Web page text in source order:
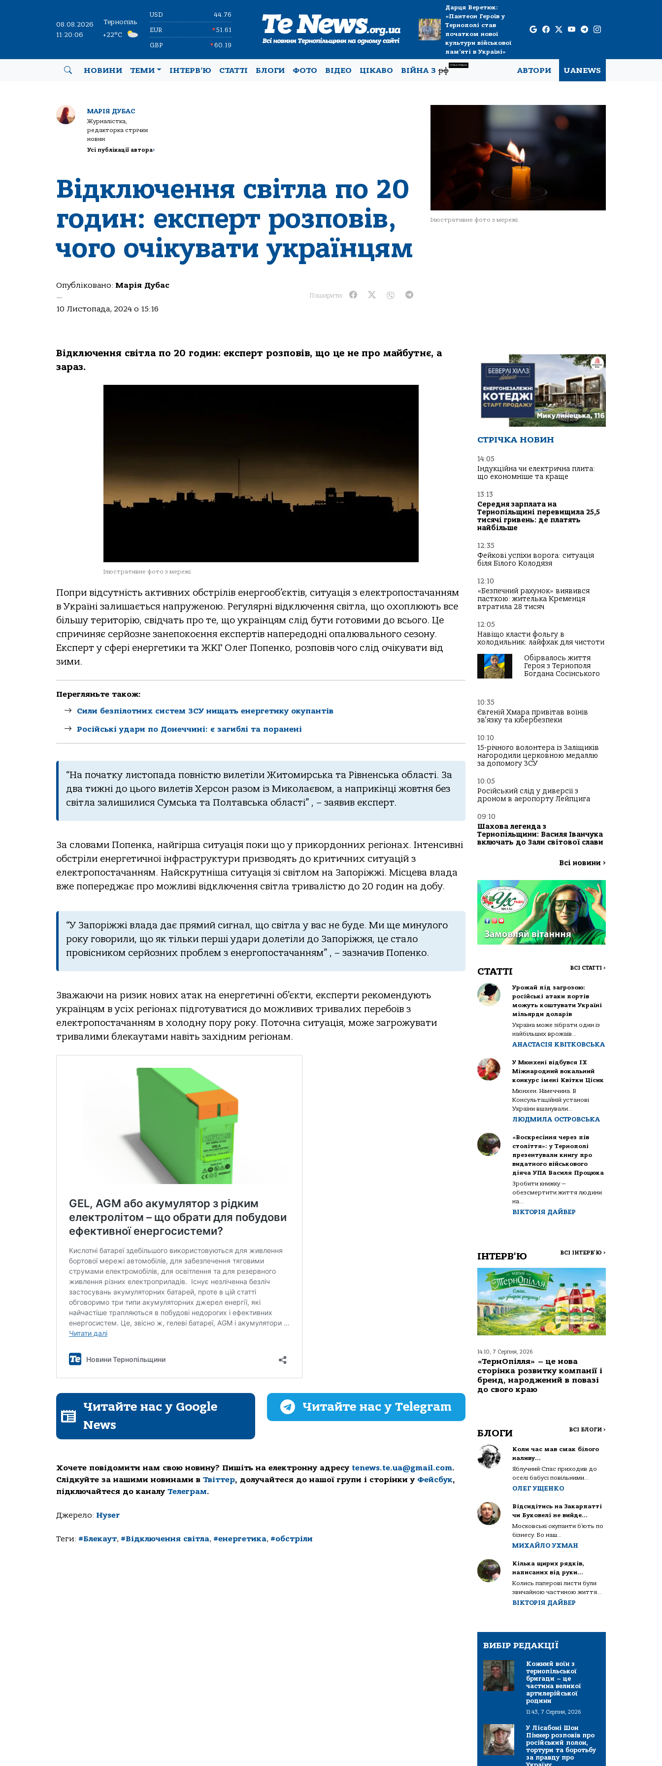
08.08.2026
11:20:07
Тернопіль
+22°C
USD 44.76
EUR ▼51.61
GBP ▼60.19
Дарця Веретюк:
«Пантеон Героїв у
Тернополі став
початком нової
культури військової
пам’яті в Україні»
НОВИНИ ТЕМИ ІНТЕРВ’Ю СТАТТІ БЛОГИ ФОТО ВІДЕО ЦІКАВО ВІЙНА Зрф
СПЕЦТЕМА
АВТОРИ UANEWS
МАРІЯ ДУБАС
Журналістка,
редакторка стрічки
новин
Усі публікації автора>
Відключення світла по 20
годин: експерт розповів,
чого очікувати українцям
Опубліковано: Марія Дубас
—
10 Листопада, 2024 о 15:16
Поширити:
Ілюстративне фото з мережі.
Відключення світла по 20 годин: експерт розповів, що це не про майбутнє, а
зараз.
Ілюстративне фото з мережі.
Попри відсутність активних обстрілів енергооб’єктів, ситуація з електропостачанням
в Україні залишається напруженою. Регулярні відключення світла, що охоплюють все
більшу територію, свідчать про те, що українцям слід бути готовими до всього. Це
спричиняє серйозне занепокоєння експертів напередодні опалювального сезону.
Експерт у сфері енергетики та ЖКГ Олег Попенко, розповів чого слід очікувати від
зими.
Перегляньте також:
Сили безпілотних систем ЗСУ нищать енергетику окупантів
Російські удари по Донеччині: є загиблі та поранені
“На початку листопада повністю вилетіли Житомирська та Рівненська області. За
два тижні до цього вилетів Херсон разом із Миколаєвом, а наприкінці жовтня без
світла залишилися Сумська та Полтавська області” , – заявив експерт.
За словами Попенка, найгірша ситуація поки що у прикордонних регіонах. Інтенсивні
обстріли енергетичної інфраструктури призводять до критичних ситуацій з
електропостачанням. Найскрутніша ситуація зі світлом на Запоріжжі. Місцева влада
вже попереджає про можливі відключення світла тривалістю до 20 годин на добу.
“У Запоріжжі влада дає прямий сигнал, що світла у вас не буде. Ми ще минулого
року говорили, що як тільки перші удари долетіли до Запоріжжя, це стало
провісником серйозних проблем з енергопостачанням” , – зазначив Попенко.
Зважаючи на ризик нових атак на енергетичні об’єкти, експерти рекомендують
українцям в усіх регіонах підготуватися до можливих тривалих перебоїв з
електропостачанням в холодну пору року. Поточна ситуація, може загрожувати
тривалими блекаутами навіть західним регіонам.
Читайте нас у Google
News
Читайте нас у Telegram
Хочете повідомити нам свою новину? Пишіть на електронну адресу tenews.te.ua@gmail.com.
Слідкуйте за нашими новинами в Твіттер, долучайтеся до нашої групи і сторінки у Фейсбук,
підключайтеся до каналу Телеграм.
Джерело: Hyser
Теги: #Блекаут, #Відключення світла, #енергетика, #обстріли
СТРІЧКА НОВИН
14:05
Індукційна чи електрична плита:
що економніше та краще
13:13
Середня зарплата на
Тернопільщині перевищила 25,5
тисячі гривень: де платять
найбільше
12:35
Фейкові успіхи ворога: ситуація
біля Білого Колодязя
12:10
«Безпечний рахунок» виявився
пасткою: жителька Кременця
втратила 28 тисяч
12:05
Навіщо класти фольгу в
холодильник: лайфхак для чистоти
Обірвалось життя
Героя з Тернополя
Богдана Сосінського
10:35
Євгеній Хмара привітав воїнів
зв’язку та кібербезпеки
10:10
15-річного волонтера із Заліщиків
нагородили церковною медаллю
за допомогу ЗСУ
10:05
Російський слід у диверсії з
дроном в аеропорту Лейпцига
09:10
Шахова легенда з
Тернопільщини: Василя Іванчука
включать до Зали світової слави
Всі новини >
СТАТТІ ВСІ СТАТТІ >
Урожай під загрозою:
російські атаки портів
можуть коштувати Україні
мільярди доларів
Україна може зібрати один із
найбільших врожаїв...
АНАСТАСІЯ КВІТКОВСЬКА
У Мюнхені відбувся IX
Міжнародний вокальний
конкурс імені Квітки Цісик
Мюнхен. Німеччина. В
Консультаційній установі
України вшанували...
ЛЮДМИЛА ОСТРОВСЬКА
«Воскресіння через пів
століття»: у Тернополі
презентували книгу про
видатного військового
діяча УПА Василя Процюка
Зробити книжку —
обезсмертити життя людини
на...
ВІКТОРІЯ ДАЙВЕР
ІНТЕРВ'Ю ВСІ ІНТЕРВ'Ю >
14:10, 7 Серпня, 2026
«ТернОпілля» – це нова
сторінка розвитку компанії і
бренд, народжений в повазі
до свого краю
БЛОГИ ВСІ БЛОГИ >
Коли час мав смак білого
наливу…
Яблучний Спас приходив до
оселі бабусі повільними...
ОЛЕГ УЩЕНКО
Відсидітись на Закарпатті
чи Буковелі не вийде…
Московські окупанти б’ють по
бізнесу. Бо наш...
МИХАЙЛО УХМАН
Кілька щирих рядків,
написаних від руки…
Колись паперові листи були
звичайною частиною життя...
ВІКТОРІЯ ДАЙВЕР
ВИБІР РЕДАКЦІЇ
Кожний воїн з
тернопільської
бригади – це
частина великої
артилерійської
родини
11:43, 7 Серпня, 2026
У Лісабоні Шон
Піннер розповів про
російський полон,
тортури та боротьбу
за правду про